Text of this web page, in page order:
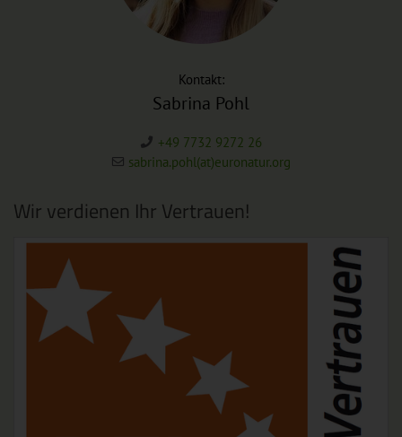
Kontakt:
Sabrina Pohl
+49 7732 9272 26
sabrina.pohl(at)euronatur.org
Wir verdienen Ihr Vertrauen!